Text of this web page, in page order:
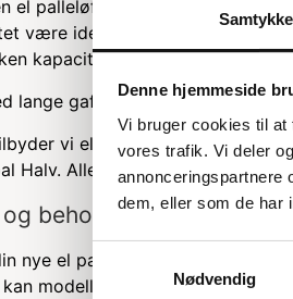
Samtykke
Denne hjemmeside
Vi bruger cookies til
vores trafik. Vi deler
annonceringspartnere
dem, eller som de har
Samtykkevalg
Nødvendig
el palleløfter, er det vigtigt at
være ideel. For tungere
kapacitet du har brug for, så
lange gafler
vi elektriske palleløftere
Halv. Alle vores modeller kan
behov
nye el palleløfter, skal du også
kan modeller med mindre